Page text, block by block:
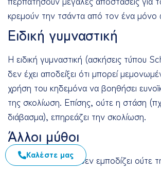
κρεμούν την τσάντα από τον ένα
Ειδική γυμναστική
Η ειδική γυμναστική (ασκήσεις τύπου
δεν έχει αποδείξει ότι μπορεί
χρήση του κηδεμόνα να βοηθήσει
της σκολίωση. Επίσης, ούτε η στάση
διάβασμα), επηρεάζει την σκολίωση.
Άλλοι μύθοι
Τέλος η σκολίωση δεν εμποδίζει ούτε
Καλέστε μας